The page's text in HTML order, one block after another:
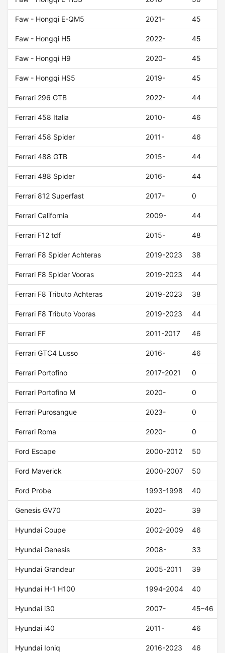
Faw - Hongqi E-QM5 2021- 45
Faw - Hongqi H5 2022- 45
Faw - Hongqi H9 2020- 45
Faw - Hongqi HS5 2019- 45
Ferrari 296 GTB 2022- 44
Ferrari 458 Italia 2010- 46
Ferrari 458 Spider 2011- 46
Ferrari 488 GTB 2015- 44
Ferrari 488 Spider 2016- 44
Ferrari 812 Superfast 2017- 0
Ferrari California 2009- 44
Ferrari F12 tdf 2015- 48
Ferrari F8 Spider Achteras 2019-2023 38
Ferrari F8 Spider Vooras 2019-2023 44
Ferrari F8 Tributo Achteras 2019-2023 38
Ferrari F8 Tributo Vooras 2019-2023 44
Ferrari FF 2011-2017 46
Ferrari GTC4 Lusso 2016- 46
Ferrari Portofino 2017-2021 0
Ferrari Portofino M 2020- 0
Ferrari Purosangue 2023- 0
Ferrari Roma 2020- 0
Ford Escape 2000-2012 50
Ford Maverick 2000-2007 50
Ford Probe 1993-1998 40
Genesis GV70 2020- 39
Hyundai Coupe 2002-2009 46
Hyundai Genesis 2008- 33
Hyundai Grandeur 2005-2011 39
Hyundai H-1 H100 1994-2004 40
Hyundai i30 2007- 45–46
Hyundai i40 2011- 46
Hyundai Ioniq 2016-2023 46